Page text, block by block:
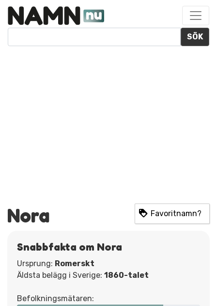
SÖK
Nora Favoritnamn?
Snabbfakta om Nora
Ursprung: Romerskt
Äldsta belägg i Sverige: 1860-talet
Befolkningsmätaren: